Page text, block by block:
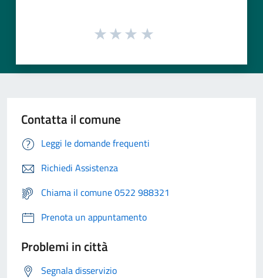
Contatta il comune
Leggi le domande frequenti
Richiedi Assistenza
Chiama il comune 0522 988321
Prenota un appuntamento
Problemi in città
Segnala disservizio